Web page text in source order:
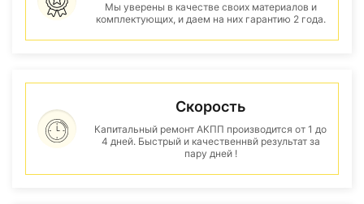
Мы уверены в качестве своих материалов и
комплектующих, и даем на них гарантию 2 года.
Скорость
Капитальный ремонт АКПП производится от 1 до
4 дней. Быстрый и качественнвй результат за
пару дней !